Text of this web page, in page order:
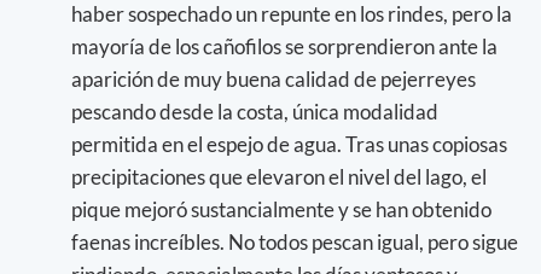
haber sospechado un repunte en los rindes, pero la
mayoría de los cañofilos se sorprendieron ante la
aparición de muy buena calidad de pejerreyes
pescando desde la costa, única modalidad
permitida en el espejo de agua. Tras unas copiosas
precipitaciones que elevaron el nivel del lago, el
pique mejoró sustancialmente y se han obtenido
faenas increíbles. No todos pescan igual, pero sigue